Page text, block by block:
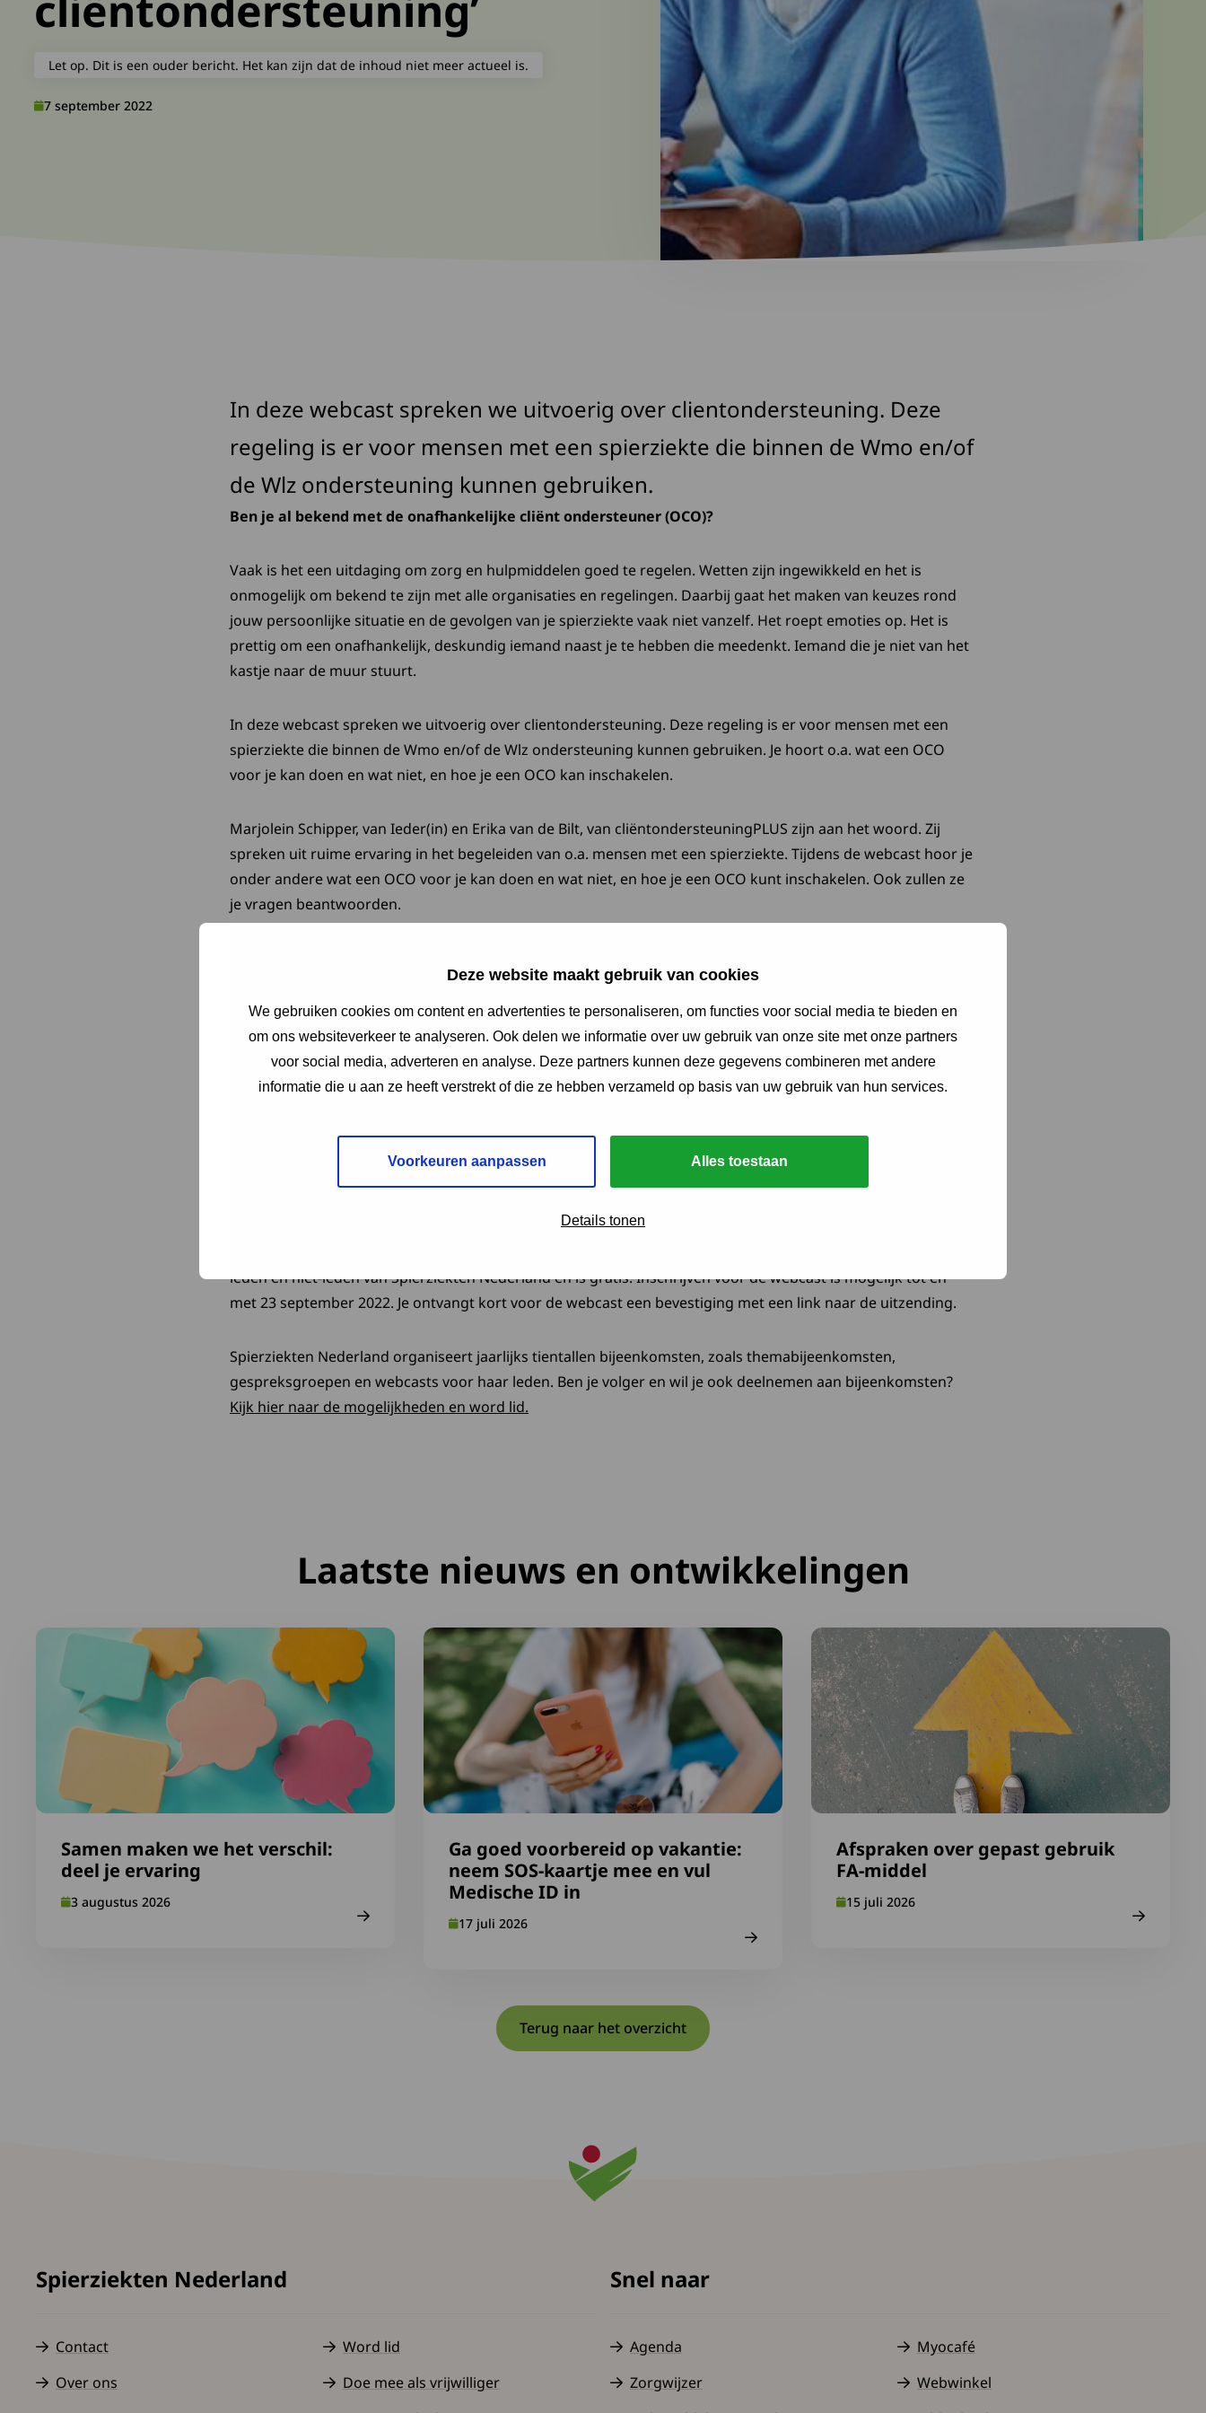
Deze website maakt gebruik van cookies
We gebruiken cookies om content en advertenties te personaliseren, om functies voor social media te bieden en
om ons websiteverkeer te analyseren. Ook delen we informatie over uw gebruik van onze site met onze partners
voor social media, adverteren en analyse. Deze partners kunnen deze gegevens combineren met andere
informatie die u aan ze heeft verstrekt of die ze hebben verzameld op basis van uw gebruik van hun services.
Voorkeuren aanpassen Alles toestaan
Details tonen
Let op. Dit is een ouder bericht. Het kan zijn dat de inhoud niet meer actueel is.
7 september 2022
In deze webcast spreken we uitvoerig over clientondersteuning. Deze
regeling is er voor mensen met een spierziekte die binnen de Wmo en/of
de Wlz ondersteuning kunnen gebruiken.
Ben je al bekend met de onafhankelijke cliënt ondersteuner (OCO)?
Vaak is het een uitdaging om zorg en hulpmiddelen goed te regelen. Wetten zijn ingewikkeld en het is
onmogelijk om bekend te zijn met alle organisaties en regelingen. Daarbij gaat het maken van keuzes rond
jouw persoonlijke situatie en de gevolgen van je spierziekte vaak niet vanzelf. Het roept emoties op. Het is
prettig om een onafhankelijk, deskundig iemand naast je te hebben die meedenkt. Iemand die je niet van het
kastje naar de muur stuurt.
In deze webcast spreken we uitvoerig over clientondersteuning. Deze regeling is er voor mensen met een
spierziekte die binnen de Wmo en/of de Wlz ondersteuning kunnen gebruiken. Je hoort o.a. wat een OCO
voor je kan doen en wat niet, en hoe je een OCO kan inschakelen.
Marjolein Schipper, van Ieder(in) en Erika van de Bilt, van cliëntondersteuningPLUS zijn aan het woord. Zij
spreken uit ruime ervaring in het begeleiden van o.a. mensen met een spierziekte. Tijdens de webcast hoor je
onder andere wat een OCO voor je kan doen en wat niet, en hoe je een OCO kunt inschakelen. Ook zullen ze
je vragen beantwoorden.
16:00 uur – 16:10 uur Presentatie over Onafhankelijke Cliëntondersteuning
16:10 uur – 16:20 uur In gesprek met Erika van de Bilt, clientondersteuningPLUS en Marjolein Schipper,
Ieder(in)
16:20 uur – 16:45 uur Beantwoording van vragen
leden en niet-leden van Spierziekten Nederland en is gratis. Inschrijven voor de webcast is mogelijk tot en
met 23 september 2022. Je ontvangt kort voor de webcast een bevestiging met een link naar de uitzending.
Spierziekten Nederland organiseert jaarlijks tientallen bijeenkomsten, zoals themabijeenkomsten,
gespreksgroepen en webcasts voor haar leden. Ben je volger en wil je ook deelnemen aan bijeenkomsten?
Kijk hier naar de mogelijkheden en word lid.
Laatste nieuws en ontwikkelingen
Samen maken we het verschil:
deel je ervaring
3 augustus 2026
Lees meer over Samen maken we het verschil: deel je ervaring
Ga goed voorbereid op vakantie:
neem SOS-kaartje mee en vul
Medische ID in
17 juli 2026
Lees meer over Ga goed voorbereid op vakantie: neem SOS-kaartje mee en vul Medische ID in
Afspraken over gepast gebruik
FA-middel
15 juli 2026
Lees meer over Afspraken over gepast gebruik FA-middel
Terug naar het overzicht
Spierziekten Nederland
Contact
Over ons
Word lid
Doe mee als vrijwilliger
Snel naar
Agenda
Zorgwijzer
Myocafé
Webwinkel